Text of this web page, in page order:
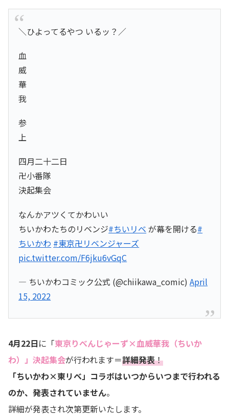
＼ひよってるやつ いるッ？／
血
威
華
我
参
上
四月二十二日
卍小番隊
決起集会
なんかアツくてかわいい
ちいかわたちのリベンジ#ちいリベ が幕を開ける#
ちいかわ #東京卍リベンジャーズ
pic.twitter.com/F6jku6vGqC
— ちいかわコミック公式 (@chiikawa_comic)April
15, 2022
4月22日に「東京りべんじゃーず×血威華我（ちいか
わ）」決起集会が行われます＝詳細発表！
「ちいかわ×東リベ」コラボはいつからいつまで行われる
のか、発表されていません。
詳細が発表され次第更新いたします。